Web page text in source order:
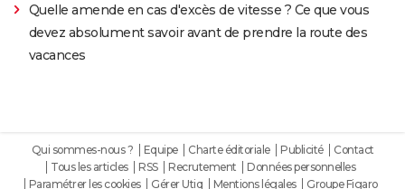
Quelle amende en cas d'excès de vitesse ? Ce que vous
devez absolument savoir avant de prendre la route des
vacances
Qui sommes-nous ? Equipe Charte éditoriale Publicité
Contact
Tous les articles
RSS Recrutement
Données personnelles
Paramétrer les cookies
Gérer Utiq Mentions légales Groupe Figaro